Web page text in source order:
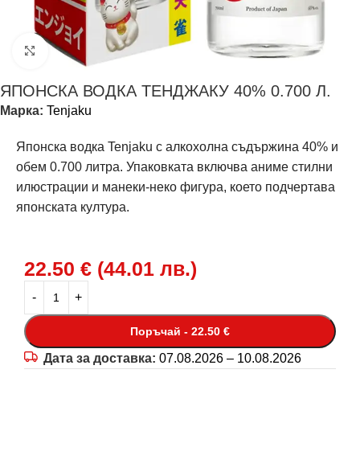
Щракнете за уголемяване
ЯПОНСКА ВОДКА ТЕНДЖАКУ 40% 0.700 Л.
Марка: Tenjaku
Японска водка Tenjaku с алкохолна съдържина 40% и
обем 0.700 литра. Упаковката включва аниме стилни
илюстрации и манеки-неко фигура, което подчертава
японската култура.
22.50 € (44.01 лв.)
Поръчай - 22.50 €
Дата за доставка: 07.08.2026 – 10.08.2026